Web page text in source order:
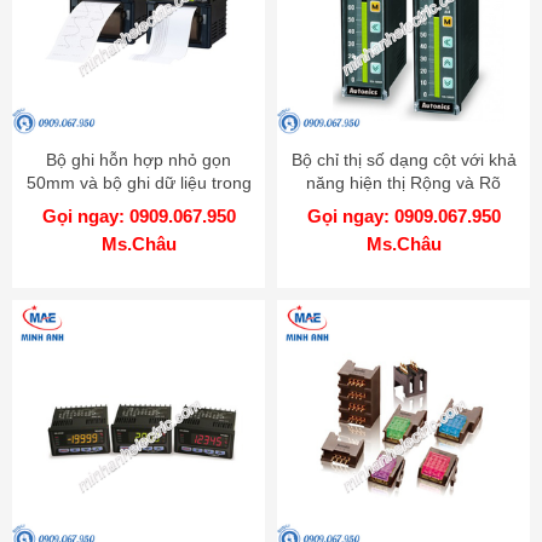
Bộ ghi hỗn hợp nhỏ gọn
50mm và bộ ghi dữ liệu trong
một - Model KRN50
Gọi ngay: 0909.067.950
Ms.Châu
Bộ chỉ thị số dạng cột với khả
năng hiện thị Rộng và Rõ
hơn - Model KN-1000B
Gọi ngay: 0909.067.950
Ms.Châu